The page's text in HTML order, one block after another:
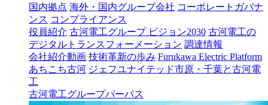
国内拠点 海外・国内グループ会社 コーポレートガバナ
ンス コンプライアンス
役員紹介 古河電工グループ ビジョン2030 古河電工の
デジタルトランスフォーメーション 調達情報
会社紹介動画 技術革新の歩み Furukawa Electric Platform
あちこち古河 ジェフユナイテッド市原・千葉と古河電
工
古河電工グループパーパス